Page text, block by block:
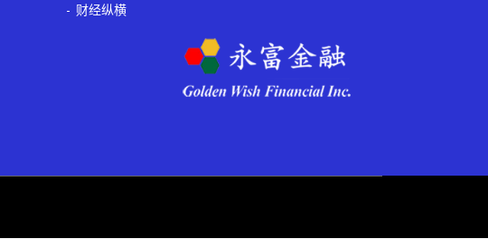
财经纵横